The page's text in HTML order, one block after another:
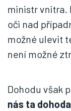
ministr vnitra.
oči nad
možné ulevit
není možné
Dohodu však
nás ta